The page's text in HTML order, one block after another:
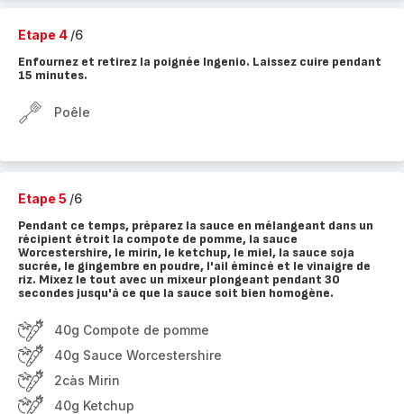
Etape 4 /6
Enfournez et retirez la poignée Ingenio. Laissez cuire pendant
15 minutes.
Poêle
Etape 5 /6
Pendant ce temps, préparez la sauce en mélangeant dans un
récipient étroit la compote de pomme, la sauce
Worcestershire, le mirin, le ketchup, le miel, la sauce soja
sucrée, le gingembre en poudre, l'ail émincé et le vinaigre de
riz. Mixez le tout avec un mixeur plongeant pendant 30
secondes jusqu'à ce que la sauce soit bien homogène.
40g Compote de pomme
40g Sauce Worcestershire
2càs Mirin
40g Ketchup